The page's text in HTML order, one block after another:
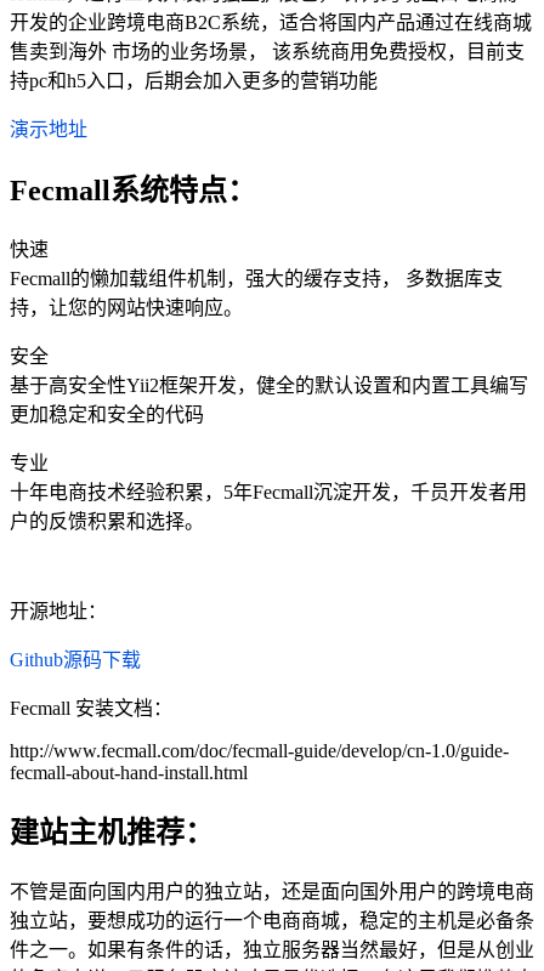
开发的企业跨境电商B2C系统，适合将国内产品通过在线商城
售卖到海外 市场的业务场景， 该系统商用免费授权，目前支
持pc和h5入口，后期会加入更多的营销功能
演示地址
Fecmall系统特点：
快速
Fecmall的懒加载组件机制，强大的缓存支持， 多数据库支
持，让您的网站快速响应。
安全
基于高安全性Yii2框架开发，健全的默认设置和内置工具编写
更加稳定和安全的代码
专业
十年电商技术经验积累，5年Fecmall沉淀开发，千员开发者用
户的反馈积累和选择。
开源地址：
Github源码下载
Fecmall 安装文档：
http://www.fecmall.com/doc/fecmall-guide/develop/cn-1.0/guide-
fecmall-about-hand-install.html
建站主机推荐：
不管是面向国内用户的独立站，还是面向国外用户的跨境电商
独立站，要想成功的运行一个电商商城，稳定的主机是必备条
件之一。如果有条件的话，独立服务器当然最好，但是从创业